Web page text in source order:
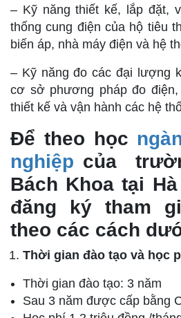
– Kỹ năng thiết kế, lắp đặt,
thống cung điện của hộ tiêu
biến áp, nhà máy điện và hệ
– Kỹ năng đo các đại lượng
cơ sở phương pháp đo
thiết kế và vận hành các hệ
Để theo học
nghiệp của
Bách Khoa tại
đăng ký tham
theo các cách
Thời gian đào tạo và học
Thời gian đào tạo: 3 năm
Sau 3 năm được cấp bằng